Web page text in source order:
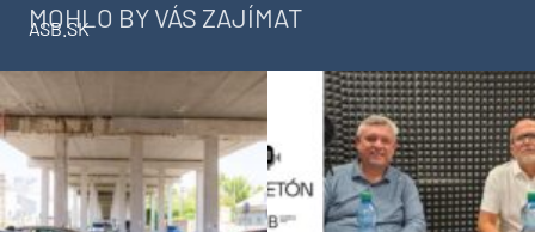
MOHLO BY VÁS ZAJÍMAT
ASB.SK